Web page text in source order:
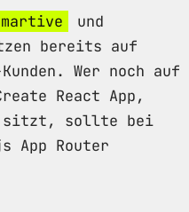
und
bereits auf
Wer noch auf
React App,
sitzt, sollte bei
App Router